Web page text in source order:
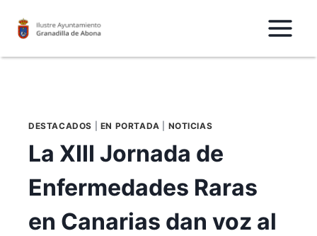
DESTACADOS EN PORTADA NOTICIAS
La XIII Jornada de
Enfermedades Raras
en Canarias dan voz al